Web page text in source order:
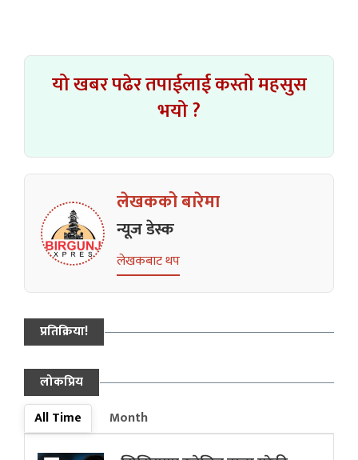
यो खबर पढेर तपाईलाई कस्तो महसुस
भयो ?
लेखकको बारेमा
न्यूज डेस्क
लेखकबाट थप
प्रतिक्रिया!
लोकप्रिय
All Time
Month